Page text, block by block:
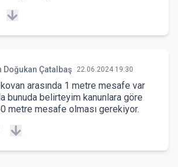
Doğukan Çatalbaş 22.06.2024 19:30
arasında 1 metre mesafe var
bunuda belirteyim kanunlara göre
metre mesafe olması gerekiyor.